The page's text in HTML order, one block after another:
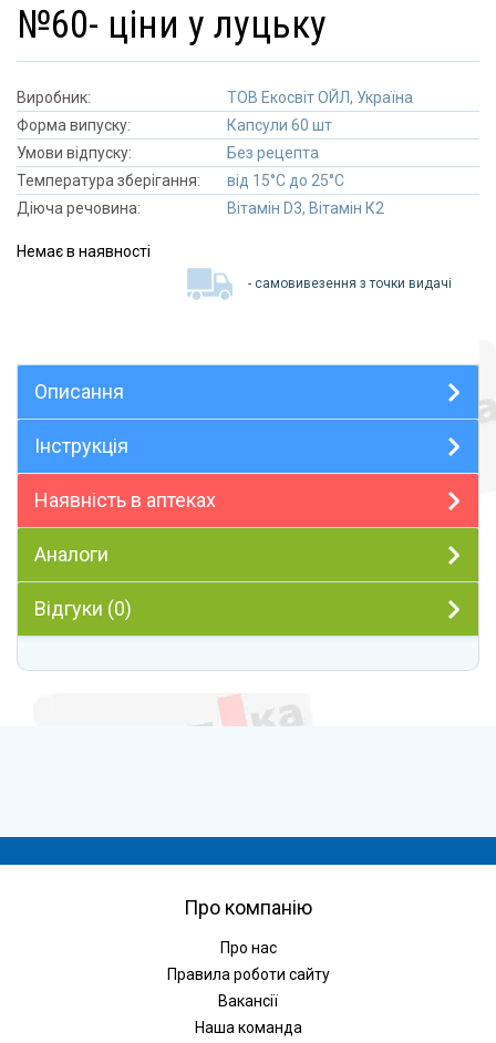
№60- ціни у луцьку
Виробник:
ТОВ Екосвіт ОЙЛ, Україна
Форма випуску:
Капсули 60 шт
Умови відпуску:
Без рецепта
Температура зберігання:
від 15°C до 25°C
Діюча речовина:
Вітамін D3, Вітамін К2
Немає в наявності
- самовивезення з точки видачі
Описання
Інструкція
Наявність в аптеках
Аналоги
Відгуки (0)
Про компанію
Про нас
Правила роботи сайту
Вакансії
Наша команда